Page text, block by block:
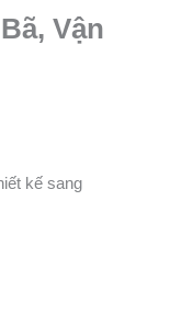
Vận
₫.
kế sang